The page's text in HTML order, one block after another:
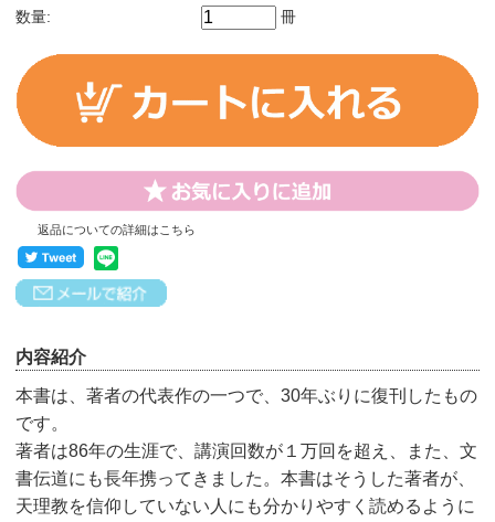
数量: 冊
返品についての詳細はこちら
内容紹介
本書は、著者の代表作の一つで、30年ぶりに復刊したもの
です。
著者は86年の生涯で、講演回数が１万回を超え、また、文
書伝道にも長年携ってきました。本書はそうした著者が、
天理教を信仰していない人にも分かりやすく読めるように